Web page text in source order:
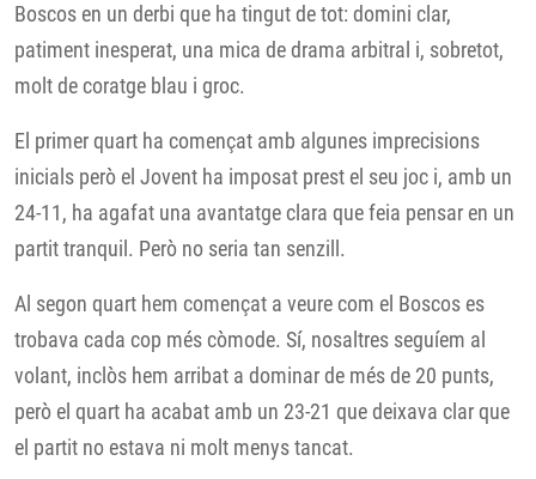
Boscos en un derbi que ha tingut de tot: domini clar,
patiment inesperat, una mica de drama arbitral i, sobretot,
molt de coratge blau i groc.
El primer quart ha començat amb algunes imprecisions
inicials però el Jovent ha imposat prest el seu joc i, amb un
24-11, ha agafat una avantatge clara que feia pensar en un
partit tranquil. Però no seria tan senzill.
Al segon quart hem començat a veure com el Boscos es
trobava cada cop més còmode. Sí, nosaltres seguíem al
volant, inclòs hem arribat a dominar de més de 20 punts,
però el quart ha acabat amb un 23-21 que deixava clar que
el partit no estava ni molt menys tancat.